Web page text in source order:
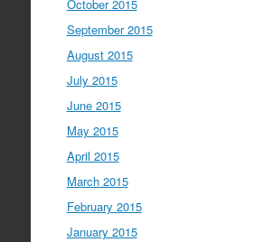
October 2015
September 2015
August 2015
July 2015
June 2015
May 2015
April 2015
March 2015
February 2015
January 2015